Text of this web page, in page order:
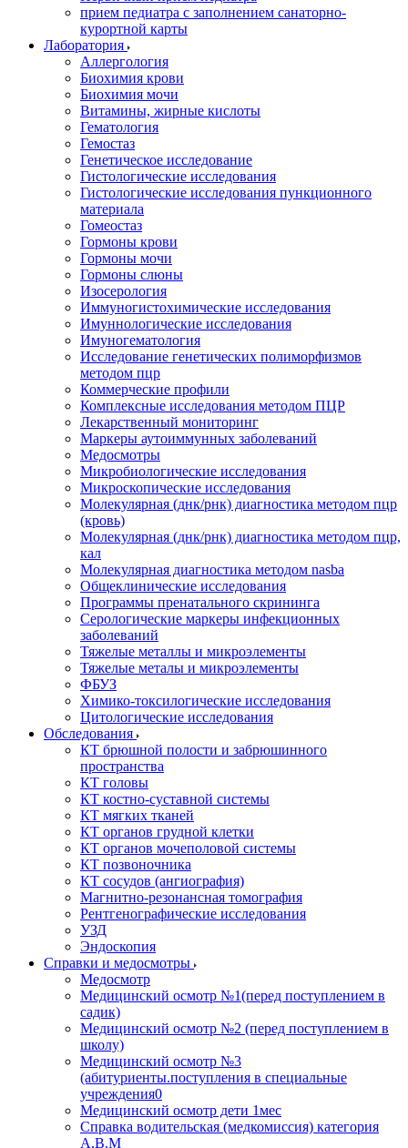
прием педиатра с заполнением санаторно-
курортной карты
Лаборатория
Аллергология
Биохимия крови
Биохимия мочи
Витамины, жирные кислоты
Гематология
Гемостаз
Генетическое исследование
Гистологические исследования
Гистологические исследования пункционного
материала
Гомеостаз
Гормоны крови
Гормоны мочи
Гормоны слюны
Изосерология
Иммуногистохимические исследования
Имуннологические исследования
Имуногематология
Исследование генетических полиморфизмов
методом пцр
Коммерческие профили
Комплексные исследования методом ПЦР
Лекарственный мониторинг
Маркеры аутоиммунных заболеваний
Медосмотры
Микробиологические исследования
Микроскопические исследования
Молекулярная (днк/рнк) диагностика методом пцр
(кровь)
Молекулярная (днк/рнк) диагностика методом пцр,
кал
Молекулярная диагностика методом nasba
Общеклинические исследования
Программы пренатального скрининга
Серологические маркеры инфекционных
заболеваний
Тяжелые металлы и микроэлементы
Тяжелые металы и микроэлементы
ФБУЗ
Химико-токсилогические исследования
Цитологические исследования
Обследования
КТ брюшной полости и забрюшинного
пространства
КТ головы
КТ костно-суставной системы
КТ мягких тканей
КТ органов грудной клетки
КТ органов мочеполовой системы
КТ позвоночника
КТ сосудов (ангиография)
Магнитно-резонансная томография
Рентгенографические исследования
УЗД
Эндоскопия
Справки и медосмотры
Медосмотр
Медицинский осмотр №1(перед поступлением в
садик)
Медицинский осмотр №2 (перед поступлением в
школу)
Медицинский осмотр №3
(абитуриенты.поступления в специальные
учреждения0
Медицинский осмотр дети 1мес
Справка водительская (медкомиссия) категория
А,В.М